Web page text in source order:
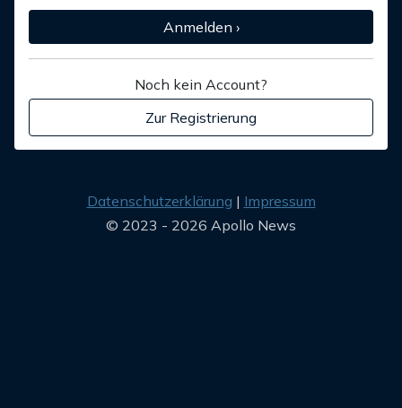
Anmelden ›
Noch kein Account?
Zur Registrierung
Datenschutzerklärung
Impressum
© 2023 - 2026 Apollo News